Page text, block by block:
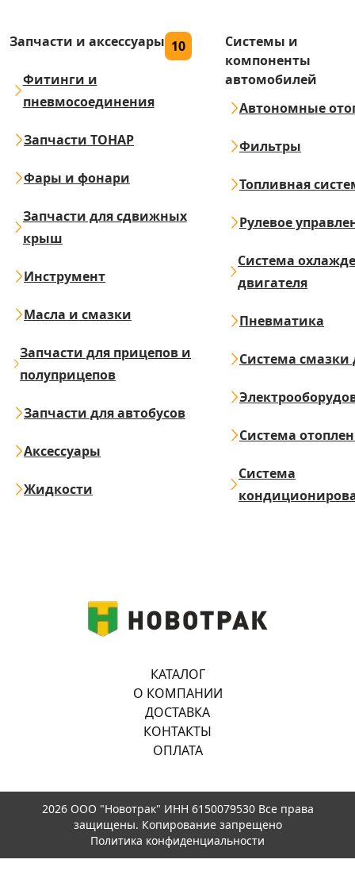
Запчасти и аксессуары 10
Фитинги и
пневмосоединения
Запчасти ТОНАР
Фары и фонари
Запчасти для сдвижных
крыш
Инструмент
Масла и смазки
Запчасти для прицепов и
полуприцепов
Запчасти для автобусов
Аксессуары
Жидкости
Системы и
компоненты
автомобилей
Автономные
Фильтры
Топливная
Рулевое
Система
двигателя
Пневматика
Система смазки
Система
Система
КАТАЛОГ
О КОМПАНИИ
ДОСТАВКА
КОНТАКТЫ
ОПЛАТА
2026 ООО "Новотрак" ИНН 6150079530 Все права
защищены. Копирование запрещено
Политика конфиденциальности